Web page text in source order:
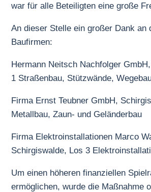
war für alle Beteiligten eine große
An dieser Stelle ein großer Dank an
Baufirmen:
Hermann Neitsch Nachfolger
1 Straßenbau, Stützwände,
Firma Ernst Teubner GmbH,
Metallbau, Zaun- und Geländerbau
Firma Elektroinstallationen Marco
Schirgiswalde, Los 3
Um einen höheren finanziellen
ermöglichen, wurde die Maßnahme